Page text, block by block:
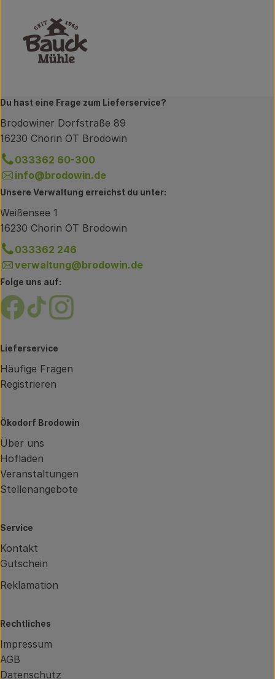
Du hast eine Frage zum Lieferservice?
Brodowiner Dorfstraße 89
16230 Chorin OT Brodowin
033362 60-300
info@brodowin.de
Unsere Verwaltung erreichst du unter:
Weißensee 1
16230 Chorin OT Brodowin
033362 246
verwaltung@brodowin.de
Folge uns auf:
Externer Link zu https://www.facebook.com/
Externer Link zu https://www.tiktok.com/
Externer Link zu https://
Lieferservice
Häufige Fragen
Registrieren
Ökodorf Brodowin
Über uns
Hofladen
Veranstaltungen
Stellenangebote
Service
Kontakt
Gutschein
Reklamation
Rechtliches
Impressum
AGB
Datenschutz